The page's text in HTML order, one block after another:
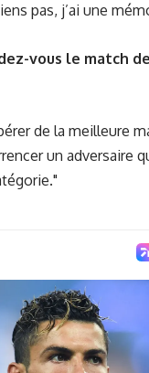
pas, j’ai une
vous le match
de la meilleure
un adversaire